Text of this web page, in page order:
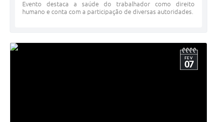
Evento destaca a saúde do trabalhador como direito
humano e conta com a participação de diversas autoridades.
FEV
07